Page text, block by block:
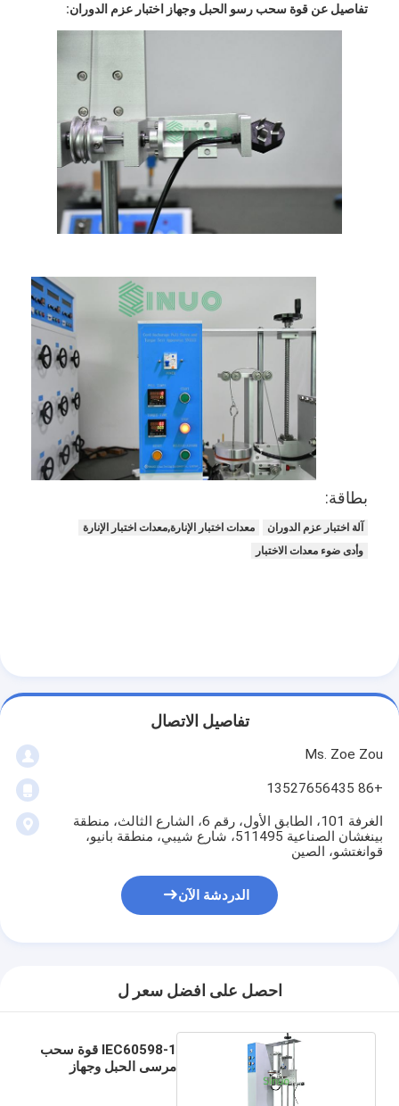
المنزل
جولة في المصنع
مراقبة الجودة
اتصل بنا
مدونة
بطارية اختبار المعدات
معدات الاختبار للمختبر الكهربائي
تبديل اختبار الحياة
الصمام معدات الاختبار
معدات اختبار دخول الماء
بيئيّ إختبار غرفة
معدات اختبار الأجهزة الطبية
معدات اختبار IEC 62368
تفاصيل عن قوة سحب رسو الحبل وجهاز اختبار عزم الدوران:
بطاقة:
آلة اختبار عزم الدوران
معدات اختبار الإنارة,معدات اختبار الإنارة
وأدى ضوء معدات الاختبار
تفاصيل الاتصال
Ms. Zoe Zou
+86 13527656435
الغرفة 101، الطابق الأول، رقم 6، الشارع الثالث، منطقة
بينغشان الصناعية 511495، شارع شيبي، منطقة بانيو،
قوانغتشو، الصين
الدردشة الآن
احصل على افضل سعر ل
IEC60598-1 قوة سحب
مرسى الحبل وجهاز